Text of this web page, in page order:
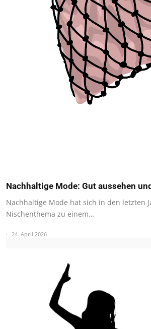
Nachhaltige Mode: Gut aussehen
Nachhaltige Mode hat sich in den letzten
Nischenthema zu einem…
24. April 2026